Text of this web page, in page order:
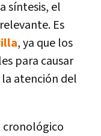
síntesis, el
Es
, ya que los
para causar
atención del
cronológico